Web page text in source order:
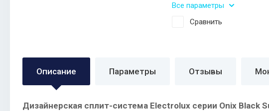
Все параметры
Сравнить
Описание Параметры Отзывы
Дизайнерская сплит-система Electrolux серии Onix Black